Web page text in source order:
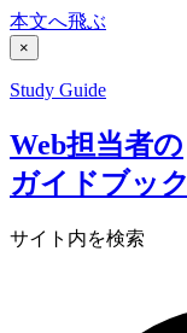
本文へ飛ぶ
×
Study Guide
Web担当者の
ガイドブック
サイト内を検索